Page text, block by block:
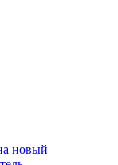
новый